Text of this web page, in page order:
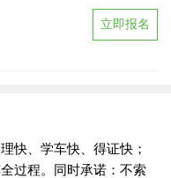
立即报名
快、学车快、得证快；
过程。同时承诺：不索